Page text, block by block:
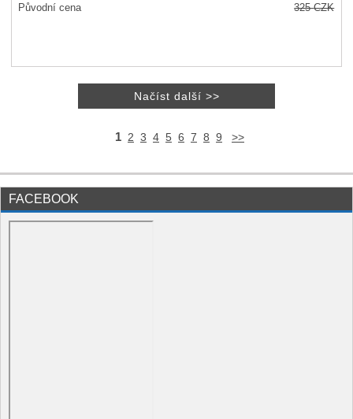
Původní cena
325CZK
1 2 3 4 5 6 7 8 9 >>
FACEBOOK